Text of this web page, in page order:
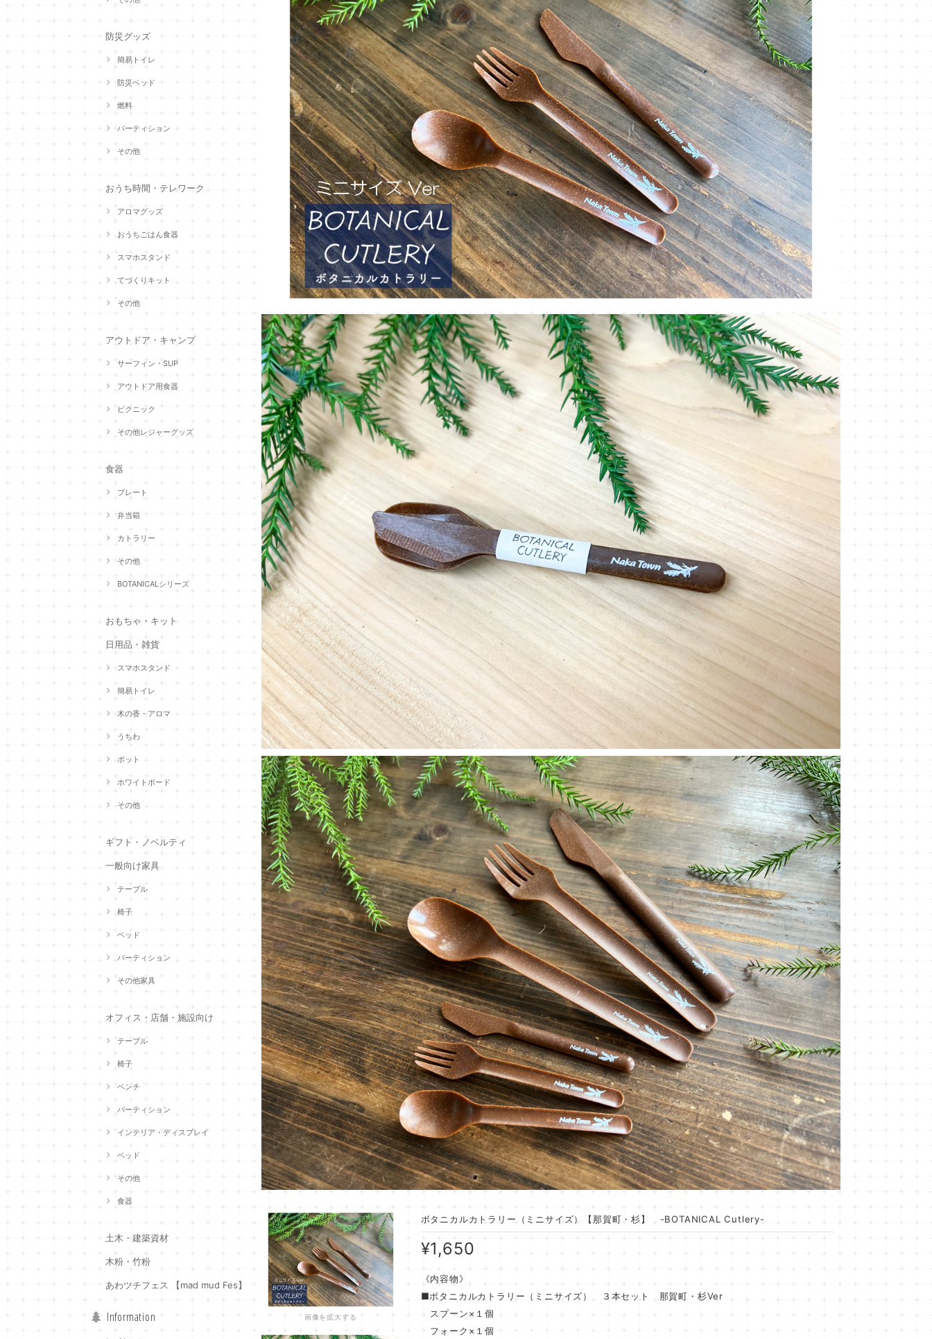
防災グッズ
簡易トイレ
防災ベッド
燃料
パーティション
その他
おうち時間・テレワーク
アロマグッズ
おうちごはん食器
スマホスタンド
てづくりキット
その他
アウトドア・キャンプ
サーフィン・SUP
アウトドア用食器
ピクニック
その他レジャーグッズ
食器
プレート
弁当箱
カトラリー
その他
BOTANICALシリーズ
おもちゃ・キット
日用品・雑貨
スマホスタンド
簡易トイレ
木の香・アロマ
うちわ
ポット
ホワイトボード
その他
ギフト・ノベルティ
一般向け家具
テーブル
椅子
ベッド
パーティション
その他家具
オフィス・店舗・施設向け
テーブル
椅子
ベンチ
パーティション
インテリア・ディスプレイ
ベッド
その他
食器
土木・建築資材
木粉・竹粉
あわツチフェス 【mad mud Fes】
Information 画像を拡大する
ボタニカルカトラリー（ミニサイズ）【那賀町・杉】 -BOTANICAL Cutlery-
¥1,650
《内容物》
■ボタニカルカトラリー（ミニサイズ） ３本セット 那賀町・杉Ver
スプーン×１個
フォーク×１個